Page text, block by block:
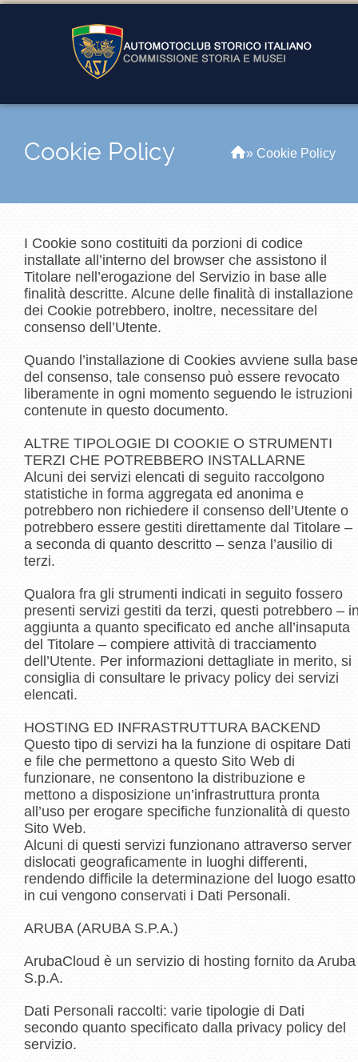
Cookie Policy Home
» Cookie Policy
I Cookie sono costituiti da porzioni di codice
installate all’interno del browser che assistono il
Titolare nell’erogazione del Servizio in base alle
finalità descritte. Alcune delle finalità di installazione
dei Cookie potrebbero, inoltre, necessitare del
consenso dell’Utente.
Quando l’installazione di Cookies avviene sulla base
del consenso, tale consenso può essere revocato
liberamente in ogni momento seguendo le istruzioni
contenute in questo documento.
ALTRE TIPOLOGIE DI COOKIE O STRUMENTI
TERZI CHE POTREBBERO INSTALLARNE
Alcuni dei servizi elencati di seguito raccolgono
statistiche in forma aggregata ed anonima e
potrebbero non richiedere il consenso dell’Utente o
potrebbero essere gestiti direttamente dal Titolare –
a seconda di quanto descritto – senza l’ausilio di
terzi.
Qualora fra gli strumenti indicati in seguito fossero
presenti servizi gestiti da terzi, questi potrebbero –
aggiunta a quanto specificato ed anche all’insaputa
del Titolare – compiere attività di tracciamento
dell’Utente. Per informazioni dettagliate in merito, si
consiglia di consultare le privacy policy dei servizi
elencati.
HOSTING ED INFRASTRUTTURA BACKEND
Questo tipo di servizi ha la funzione di ospitare Dati
e file che permettono a questo Sito Web di
funzionare, ne consentono la distribuzione e
mettono a disposizione un’infrastruttura pronta
all’uso per erogare specifiche funzionalità di questo
Sito Web.
Alcuni di questi servizi funzionano attraverso server
dislocati geograficamente in luoghi differenti,
rendendo difficile la determinazione del luogo esatto
in cui vengono conservati i Dati Personali.
ARUBA (ARUBA S.P.A.)
ArubaCloud è un servizio di hosting fornito da Aruba
S.p.A.
Dati Personali raccolti: varie tipologie di Dati
secondo quanto specificato dalla privacy policy del
servizio.